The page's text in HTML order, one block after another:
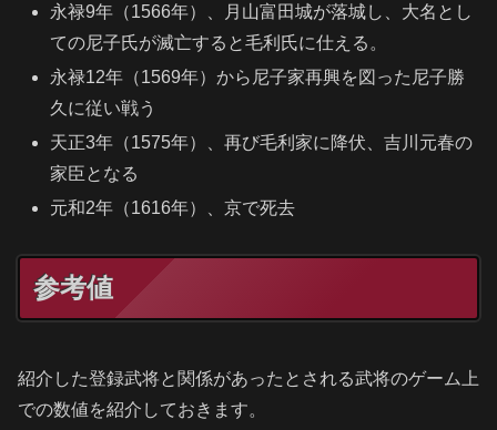
永禄9年（1566年）、月山富田城が落城し、大名とし
ての尼子氏が滅亡すると毛利氏に仕える。
永禄12年（1569年）から尼子家再興を図った尼子勝
久に従い戦う
天正3年（1575年）、再び毛利家に降伏、吉川元春の
家臣となる
元和2年（1616年）、京で死去
参考値
紹介した登録武将と関係があったとされる武将のゲーム上
での数値を紹介しておきます。